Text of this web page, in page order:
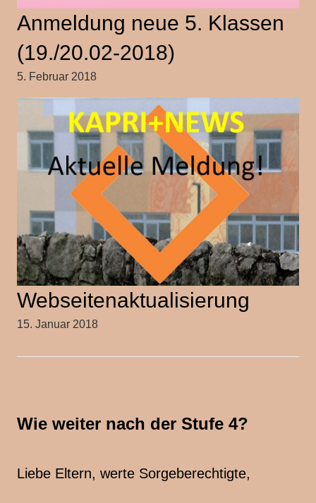
Anmeldung neue 5. Klassen
(19./20.02-2018)
5. Februar 2018
Webseitenaktualisierung
15. Januar 2018
Wie weiter nach der Stufe 4?
Liebe Eltern, werte Sorgeberechtigte,